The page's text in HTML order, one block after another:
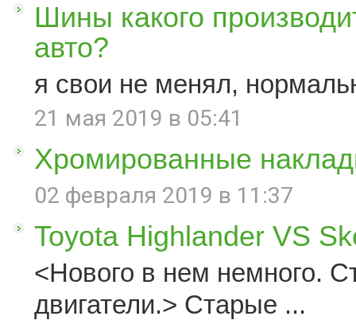
Шины какого
авто?
я свои не менял,
21 мая 2019 в 05:41
Хромированные
02 февраля 2019 в 11:37
Toyota Highlander VS
<Нового в нем немного.
двигатели.> Старые ...